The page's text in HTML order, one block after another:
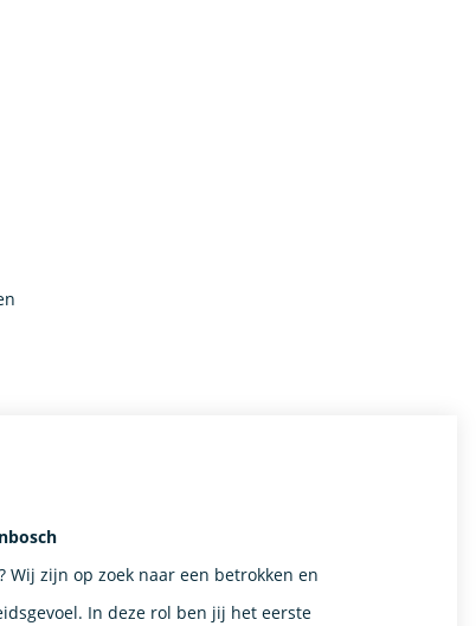
Wij zijn op zoek naar een betrokken en
In deze rol ben jij het eerste